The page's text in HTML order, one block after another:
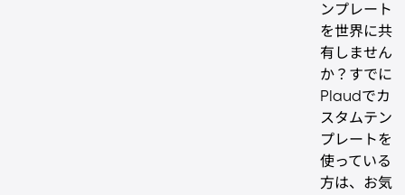
ンプレート
を世界に共
有しません
か？すでに
Plaudでカ
スタムテン
プレートを
使っている
方は、お気